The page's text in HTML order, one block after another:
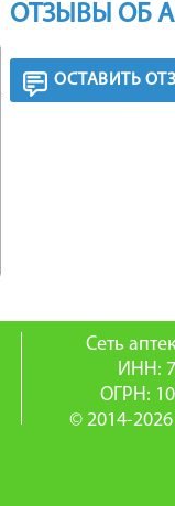
ОТЗЫВЫ ОБ
ОСТАВИТЬ
Сеть
ИНН:
ОГРН:
© 2014-